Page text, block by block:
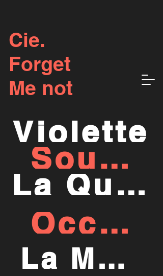
Cie.
Forget
Me not
Violette
Souriez quoi qu'il arrive
La Question
Occupe-toi du bébé
La Maladie de la famille M